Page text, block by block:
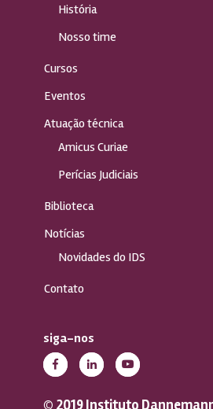
História
Nosso time
Cursos
Eventos
Atuação técnica
Amicus Curiae
Perícias Judiciais
Biblioteca
Notícias
Novidades do IDS
Contato
siga-nos
© 2019 Instituto